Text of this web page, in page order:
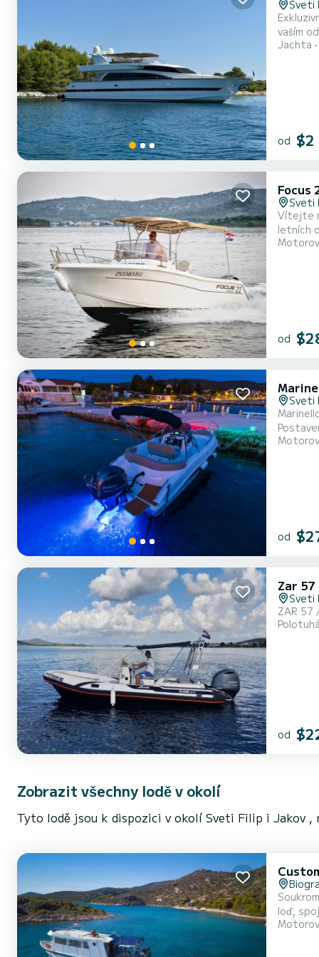
Sveti
vaším
člun,
Jachta
od $2
Focus
Sveti
Vítejte
letních
od
Sveti
od
Zar 57
Sveti
ZAR 57
od
Zobrazit všechny lodě v okolí
Tyto lodě jsou k dispozici v okolí Sveti Filip i Jakov ,
loď,
slibuje